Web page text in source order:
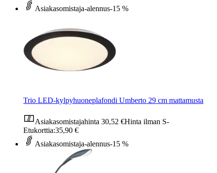
Asiakasomistaja-alennus-15 %
Trio LED-kylpyhuoneplafondi Umberto 29 cm mattamusta
Asiakasomistajahinta 30,52 €Hinta ilman S-
Etukorttia:35,90 €
Asiakasomistaja-alennus-15 %